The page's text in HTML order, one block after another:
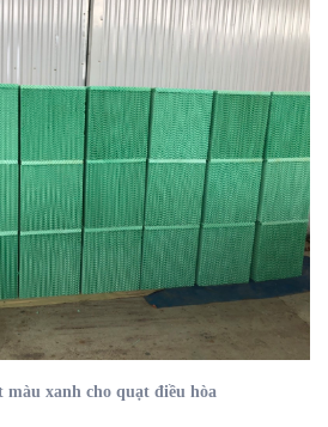
màu xanh cho quạt điều hòa